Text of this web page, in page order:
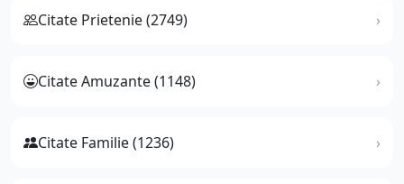
Citate Prietenie (2749)
Citate Amuzante (1148)
Citate Familie (1236)